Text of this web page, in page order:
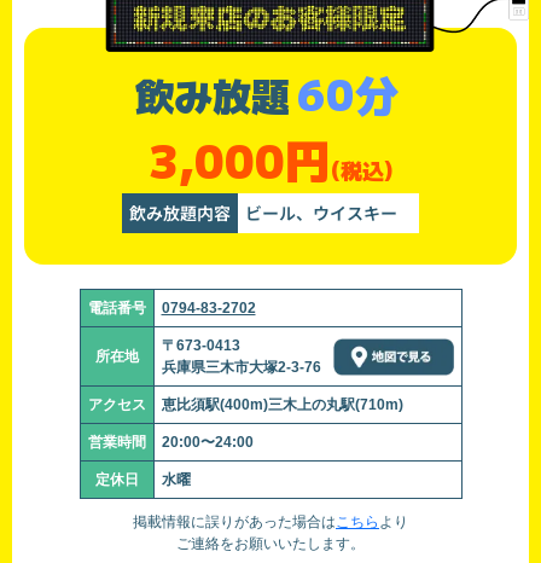
飲み放題60分
3,000円(税込)
飲み放題内容 ビール、ウイスキー
電話番号 0794-83-2702
所在地
〒673-0413
兵庫県三木市大塚2-3-76
アクセス 恵比須駅(400m)三木上の丸駅(710m)
営業時間 20:00〜24:00
定休日 水曜
掲載情報に誤りがあった場合はこちら より
ご連絡をお願いいたします。